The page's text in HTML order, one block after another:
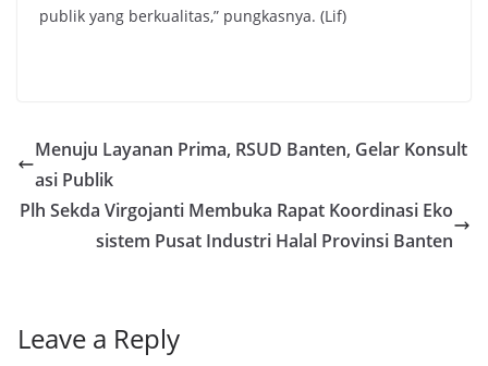
publik yang berkualitas,” pungkasnya. (Lif)
Menuju Layanan Prima, RSUD Banten, Gelar Konsult
asi Publik
Plh Sekda Virgojanti Membuka Rapat Koordinasi Eko
sistem Pusat Industri Halal Provinsi Banten
Leave a Reply